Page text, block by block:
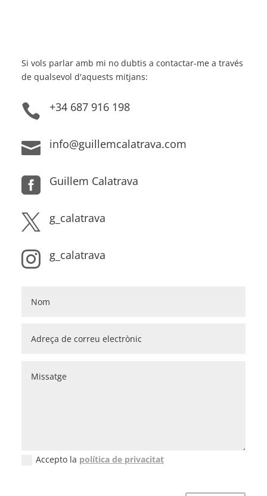
Si vols parlar amb mi no dubtis a contactar-me a través
de qualsevol d'aquests mitjans:
 +34 687 916 198
 info@guillemcalatrava.com
 Guillem Calatrava
 g_calatrava
 g_calatrava
New Field
Accepto la política de privacitat